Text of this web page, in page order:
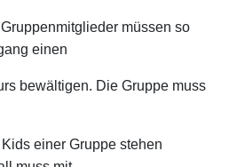
müssen so
einen
Die Gruppe muss
einer Gruppe stehen